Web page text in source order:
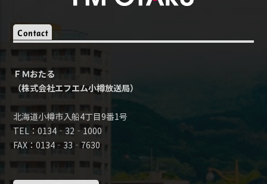
Contact
ＦＭおたる
（株式会社エフエム小樽放送局）
北海道小樽市入船4丁目9番1号
TEL：0134‐32‐1000
FAX：0134‐33‐7630